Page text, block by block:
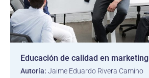
Educación de calidad en marketing
Autoría: Jaime Eduardo Rivera Camino